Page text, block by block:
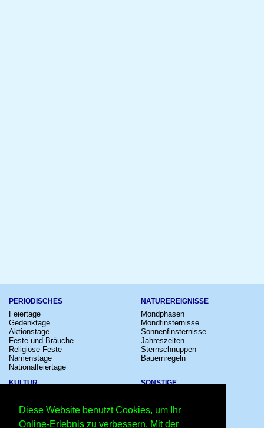
Diese Website benutzt Cookies, um Ihr
Online-Erlebnis zu verbessern. Mit der
PERIODISCHES
Feiertage
Gedenktage
Aktionstage
Feste und Bräuche
Religiöse Feste
Namenstage
Nationalfeiertage
NATUREREIGNISSE
Mondphasen
Mondfinsternisse
Sonnenfinsternisse
Jahreszeiten
Sternschnuppen
Bauernregeln
KULTUR
Festivals
Großevents
SONSTIGE
Schalttage
Wahltage